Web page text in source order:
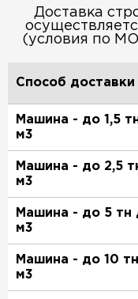
Доставка
(условия по
Способ доставки
Машина - до 1,5
м3
Машина - до 2,5
м3
Машина - до 5 тн
м3
Машина - до 10
м3